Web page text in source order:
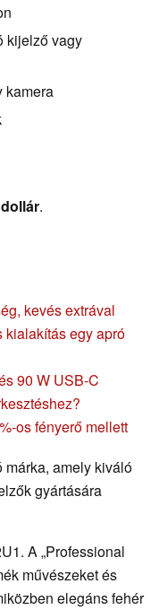
kijelző vagy
kamera
.
kevés extrával
egy apró
90 W USB-C
os fényerő mellett
amely kiváló
gyártására
A „Professional
művészeket és
elegáns fehér